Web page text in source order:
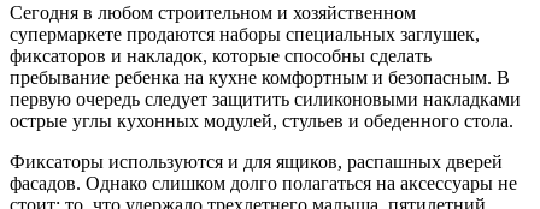
Сегодня в любом строительном и хозяйственном
супермаркете продаются наборы специальных заглушек,
фиксаторов и накладок, которые способны сделать
пребывание ребенка на кухне комфортным и безопасным. В
первую очередь следует защитить силиконовыми накладками
острые углы кухонных модулей, стульев и обеденного стола.
Фиксаторы используются и для ящиков, распашных дверей
фасадов. Однако слишком долго полагаться на аксессуары не
стоит: то, что удержало трехлетнего малыша, пятилетний